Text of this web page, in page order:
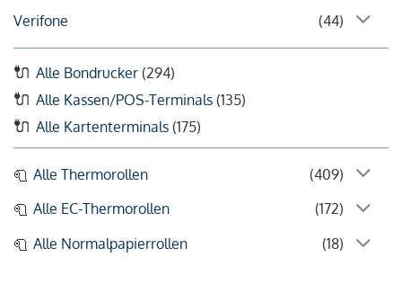
Verifone
(44)
Alle Bondrucker (294)
Alle Kassen/POS-Terminals (135)
Alle Kartenterminals (175)
Alle Thermorollen
(409)
Alle EC-Thermorollen
(172)
Alle Normalpapierrollen
(18)